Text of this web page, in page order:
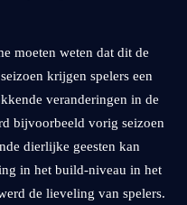
moeten weten dat dit de
krijgen spelers een
veranderingen in de
bijvoorbeeld vorig seizoen
dierlijke geesten kan
in het build-niveau in het
de lieveling van spelers.